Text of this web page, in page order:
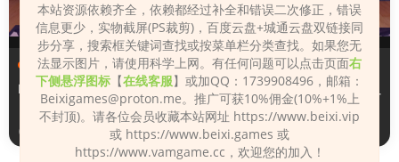
服装（Clothing）
Leopard_print_office_suit
服装（Clothing）
Lacquer_leather_two_tone_
tight_mini_skirt
2周前
本站资源依赖齐全，依赖都经过补全和错误二次修正，错误
信息更少，实物截屏(PS裁剪)，百度云盘+城通云盘双链接同
步分享，搜索框关键词查找或按菜单栏分类查找。如果您无
法显示图片，请使用科学上网。有任何问题可以点击页面右
下侧悬浮图标 【在线客服】或加QQ：1739908496，邮箱：
Beixigames@proton.me。推广可获10%佣金(10%+1%上
不封顶)。请各位会员收藏本站网址 https://www.beixi.vip
或 https://www.beixi.games 或
https://www.vamgame.cc，欢迎您的加入！